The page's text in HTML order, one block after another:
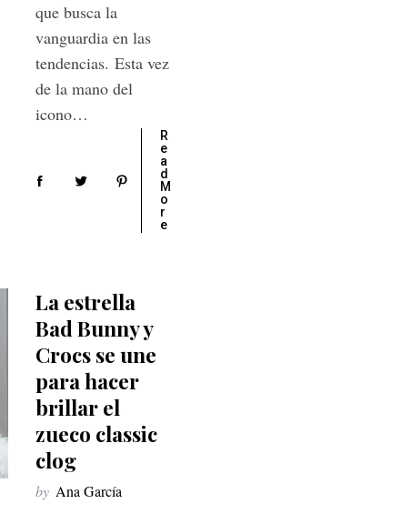
que busca la
vanguardia en las
tendencias. Esta vez
de la mano del
icono…
R
e
a
d
M
o
r
e
La estrella
Bad Bunny y
Crocs se une
para hacer
brillar el
zueco classic
clog
by Ana García